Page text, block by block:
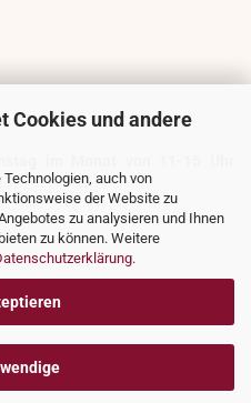
Cookies und andere
auch von
der Website zu
zu analysieren und Ihnen
zu können. Weitere
.
im Monat von 11-15 Uhr